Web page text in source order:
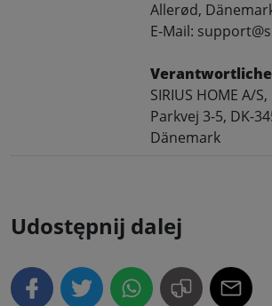
Allerød,
E-Mail:
Verantwortliche
SIRIUS HOME A/
Parkvej 3-5, DK-
Dänemark
Udostępnij dalej